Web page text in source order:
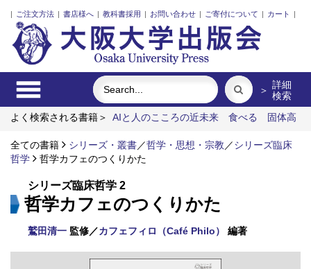
| ご注文方法 | 書店様へ | 教科書採用 | お問い合わせ | ご寄付について | カート |
＞ 詳細
検索
よく検索される書籍＞
AIと人のこころの近未来 食べる
固体高
メモリと人間の知性
レーザーとプラズマと粒子ビーム
カント
理性法構想の可能性
全ての書籍 シリーズ・叢書／哲学・思想・宗教 ／シリーズ臨床
哲学
哲学カフェのつくりかた
シリーズ臨床哲学 2
哲学カフェのつくりかた
鷲田清一 監修／カフェフィロ（Café Philo） 編著